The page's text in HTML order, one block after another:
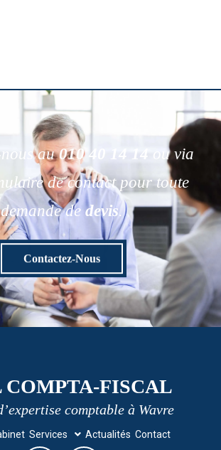
nous au010 40 14 14
ou via
de contact pour toute
demande de devis.
Contactez-Nous
COMPTA-FISCAL
comptable à Wavre
Services Actualités Contact